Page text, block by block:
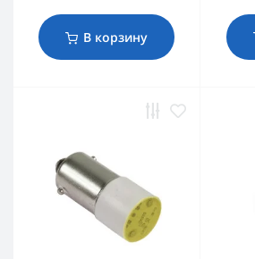
В корзину